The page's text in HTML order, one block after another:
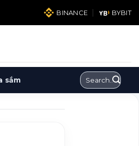
BINANCE BYBIT
sắm